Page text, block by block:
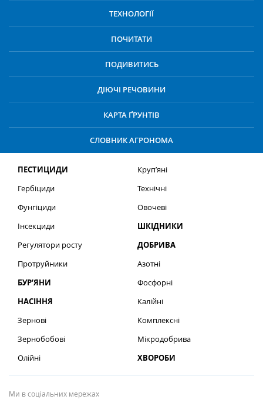
ТЕХНОЛОГІЇ
ПОЧИТАТИ
ПОДИВИТИСЬ
ДІЮЧІ РЕЧОВИНИ
КАРТА ҐРУНТІВ
СЛОВНИК АГРОНОМА
ПЕСТИЦИДИ
Гербіциди
Фунгіциди
Інсекциди
Регулятори росту
Протруйники
БУР’ЯНИ
НАСІННЯ
Зернові
Зернобобові
Олійні
Круп’яні
Технічні
Овочеві
ШКІДНИКИ
ДОБРИВА
Азотні
Фосфорні
Калійні
Комплексні
Мікродобрива
ХВОРОБИ
Ми в соціальних мережах